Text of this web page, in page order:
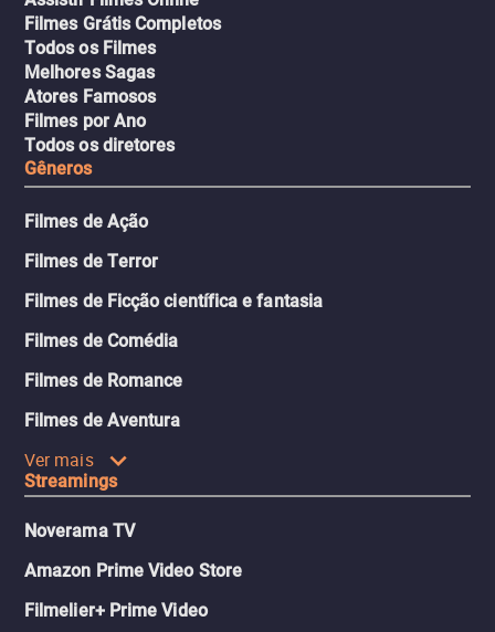
Filmes Grátis Completos
Todos os Filmes
Melhores Sagas
Atores Famosos
Filmes por Ano
Todos os diretores
Gêneros
Filmes de Ação
Filmes de Terror
Filmes de Ficção científica e fantasia
Filmes de Comédia
Filmes de Romance
Filmes de Aventura
Ver mais
Streamings
Noverama TV
Amazon Prime Video Store
Filmelier+ Prime Video